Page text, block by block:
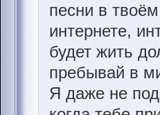
песни в
интернете,
будет жить
пребывай в
Я даже не